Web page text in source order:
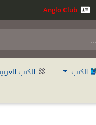
الكتب الكتب